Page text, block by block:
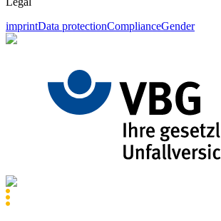
imprintData protectionComplianceGender